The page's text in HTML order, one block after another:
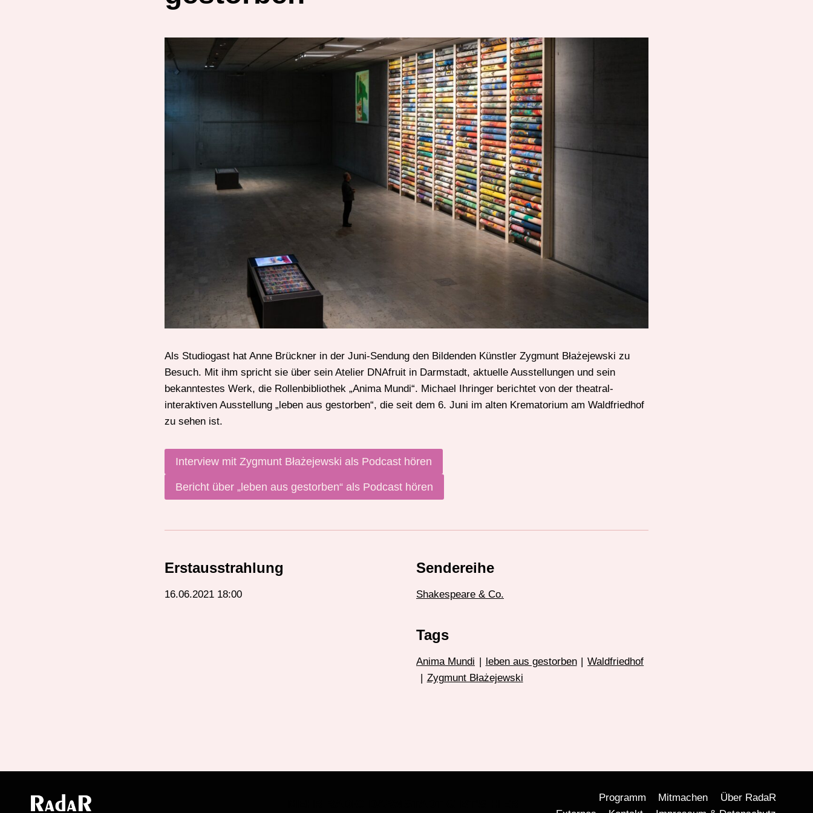
Als Studiogast hat Anne Brückner in der Juni-Sendung den Bildenden Künstler Zygmunt Błażejewski zu
Besuch. Mit ihm spricht sie über sein Atelier DNAfruit in Darmstadt, aktuelle Ausstellungen und sein
bekanntestes Werk, die Rollenbibliothek „Anima Mundi“. Michael Ihringer berichtet von der theatral-
interaktiven Ausstellung „leben aus gestorben“, die seit dem 6. Juni im alten Krematorium am Waldfriedhof
zu sehen ist.
Interview mit Zygmunt Błażejewski als Podcast hören
Bericht über „leben aus gestorben“ als Podcast hören
Erstausstrahlung
16.06.2021 18:00
Sendereihe
Shakespeare & Co.
Tags
Anima Mundi leben aus gestorben
Waldfriedhof
Zygmunt Błażejewski
Programm Mitmachen
Über RadaR